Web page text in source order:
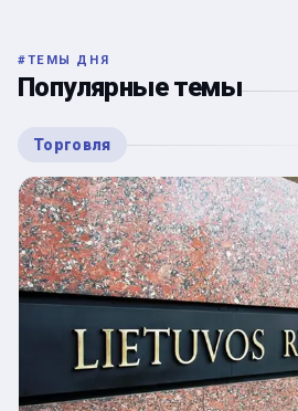
#ТЕМЫ ДНЯ
Популярные темы
Торговля